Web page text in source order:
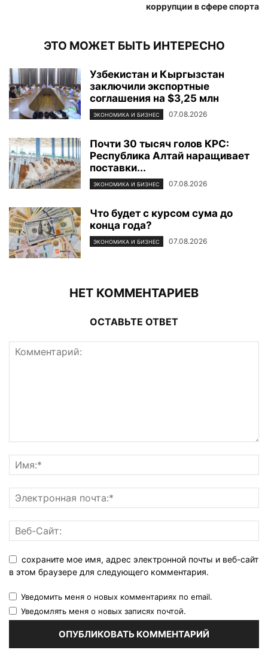
коррупции в сфере спорта
ЭТО МОЖЕТ БЫТЬ ИНТЕРЕСНО
Узбекистан и Кыргызстан
заключили экспортные
соглашения на $3,25 млн
ЭКОНОМИКА И БИЗНЕС 07.08.2026
Почти 30 тысяч голов КРС:
Республика Алтай наращивает
поставки...
ЭКОНОМИКА И БИЗНЕС 07.08.2026
Что будет с курсом сума до
конца года?
ЭКОНОМИКА И БИЗНЕС 07.08.2026
НЕТ КОММЕНТАРИЕВ
ОСТАВЬТЕ ОТВЕТ
сохраните мое имя, адрес электронной почты и веб-сайт
в этом браузере для следующего комментария.
Уведомить меня о новых комментариях по email.
Уведомлять меня о новых записях почтой.